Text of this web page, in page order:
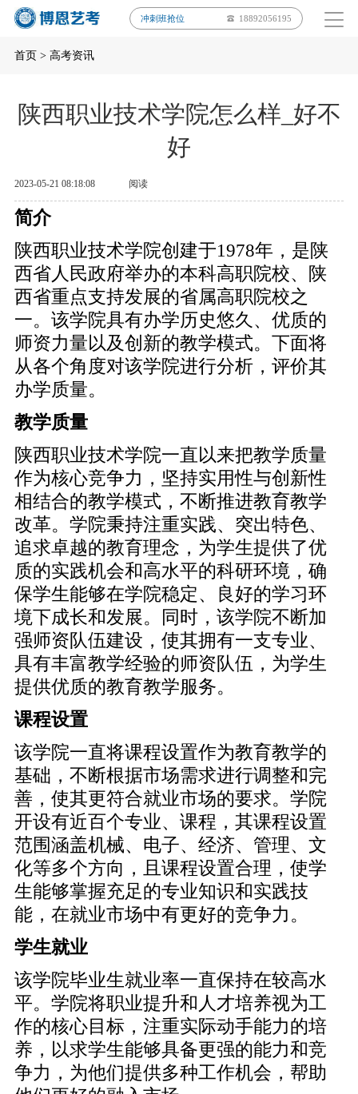
冲刺班抢位 18892056195
首页> 高考资讯
陕西职业技术学院怎么样_好不
好
2023-05-21 08:18:08 阅读
简介
陕西职业技术学院创建于1978年，是陕
西省人民政府举办的本科高职院校、陕
西省重点支持发展的省属高职院校之
一。该学院具有办学历史悠久、优质的
师资力量以及创新的教学模式。下面将
从各个角度对该学院进行分析，评价其
办学质量。
教学质量
陕西职业技术学院一直以来把教学质量
作为核心竞争力，坚持实用性与创新性
相结合的教学模式，不断推进教育教学
改革。学院秉持注重实践、突出特色、
追求卓越的教育理念，为学生提供了优
质的实践机会和高水平的科研环境，确
保学生能够在学院稳定、良好的学习环
境下成长和发展。同时，该学院不断加
强师资队伍建设，使其拥有一支专业、
具有丰富教学经验的师资队伍，为学生
提供优质的教育教学服务。
课程设置
该学院一直将课程设置作为教育教学的
基础，不断根据市场需求进行调整和完
善，使其更符合就业市场的要求。学院
开设有近百个专业、课程，其课程设置
范围涵盖机械、电子、经济、管理、文
化等多个方向，且课程设置合理，使学
生能够掌握充足的专业知识和实践技
能，在就业市场中有更好的竞争力。
学生就业
该学院毕业生就业率一直保持在较高水
平。学院将职业提升和人才培养视为工
作的核心目标，注重实际动手能力的培
养，以求学生能够具备更强的能力和竞
争力，为他们提供多种工作机会，帮助